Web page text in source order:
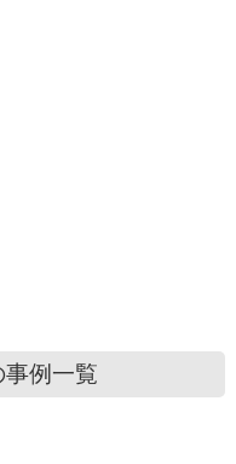
事例一覧